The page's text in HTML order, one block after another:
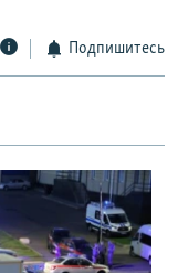
Подпишитесь